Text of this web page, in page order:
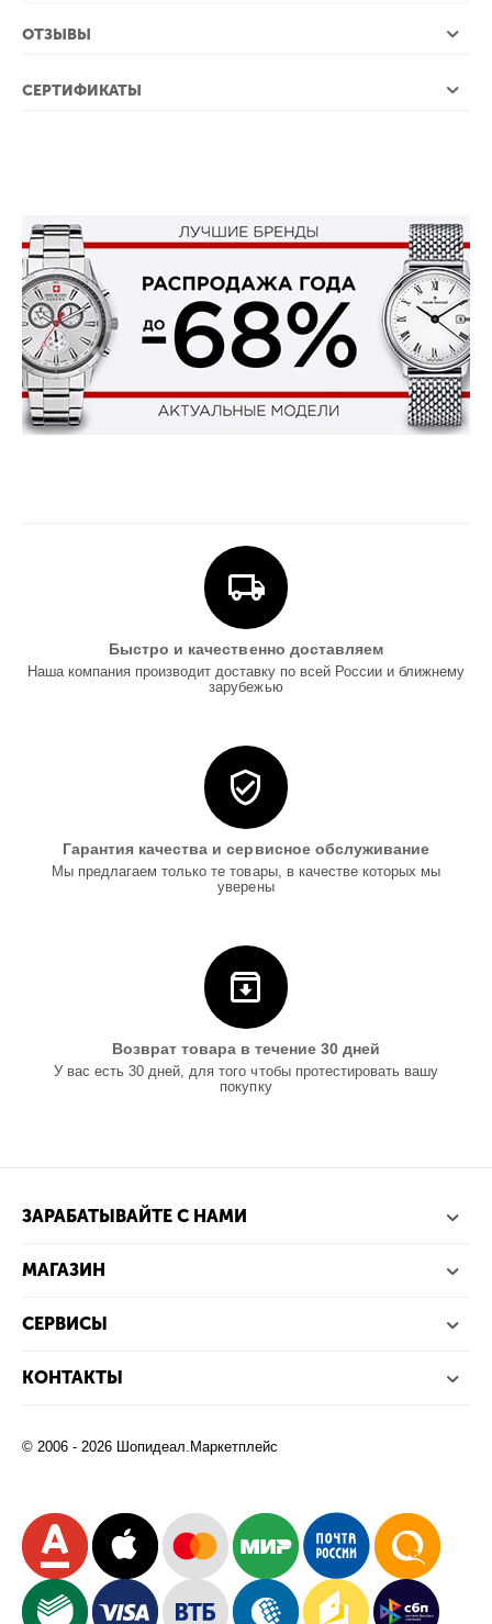
ОТЗЫВЫ
СЕРТИФИКАТЫ
Быстро и качественно доставляем
Наша компания производит доставку по всей России и ближнему
зарубежью
Гарантия качества и сервисное обслуживание
Мы предлагаем только те товары, в качестве которых мы
уверены
Возврат товара в течение 30 дней
У вас есть 30 дней, для того чтобы протестировать вашу
покупку
ЗАРАБАТЫВАЙТЕ С НАМИ
МАГАЗИН
СЕРВИСЫ
КОНТАКТЫ
© 2006 - 2026 Шопидеал.Маркетплейс